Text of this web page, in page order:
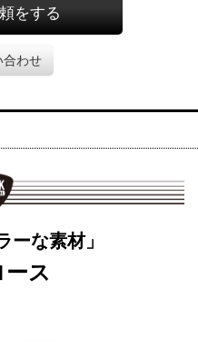
をする
合わせ
ーな素材」
ス